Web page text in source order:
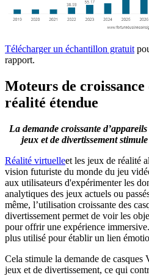
Télécharger un échantillon gratuit
rapport.
Moteurs de
réalité étendue
La demande croissante
jeux et de divertissement
Réalité virtuelleet les jeux de réalité
vision futuriste du monde du jeu
aux utilisateurs d'expérimenter les
analytiques des jeux actuels ou
même, l’utilisation croissante des
divertissement permet de voir les
pour offrir une expérience
plus utilisé pour établir un lien
Cela stimule la demande de casques
jeux et de divertissement, ce qui